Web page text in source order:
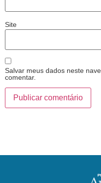
Site
Salvar meus dados neste
comentar.